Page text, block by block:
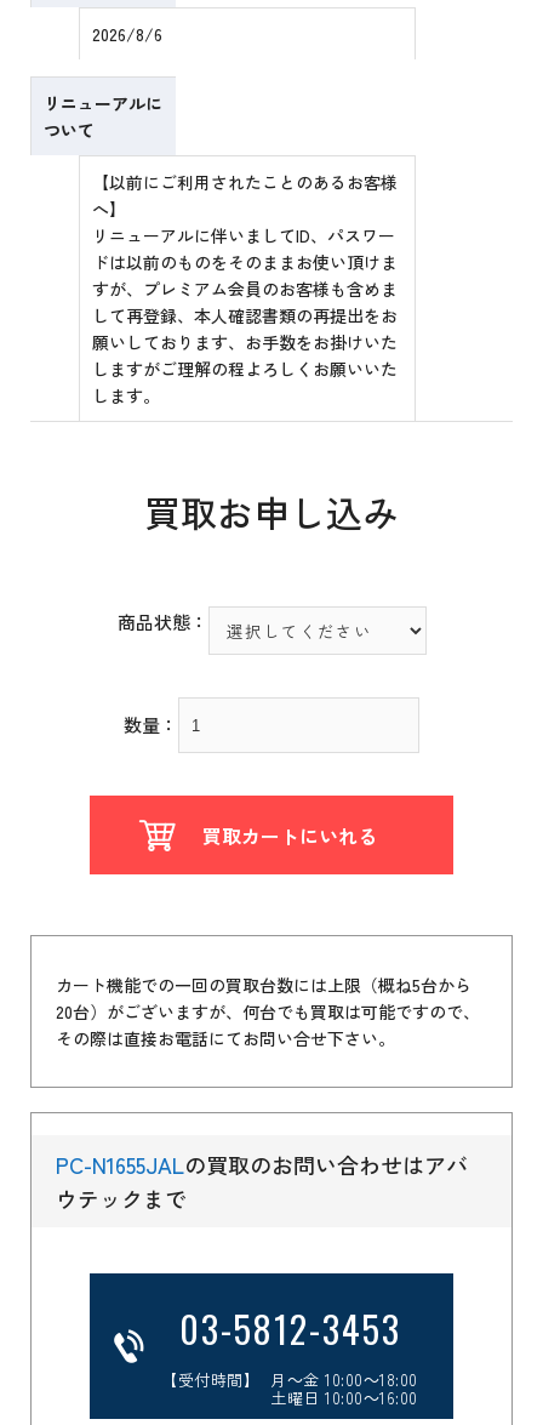
2026/8/6
リニューアルに
ついて
【以前にご利用されたことのあるお客様
へ】
リニューアルに伴いましてID、パスワー
ドは以前のものをそのままお使い頂けま
すが、プレミアム会員のお客様も含めま
して再登録、本人確認書類の再提出をお
願いしております、お手数をお掛けいた
しますがご理解の程よろしくお願いいた
します。
買取お申し込み
商品状態：
数量：
買取カートにいれる
カート機能での一回の買取台数には上限（概ね5台から
20台）がございますが、何台でも買取は可能ですので、
その際は直接お電話にてお問い合せ下さい。
PC-N1655JALの買取のお問い合わせはアバ
ウテックまで
03-5812-3453
【受付時間】 月～金 10:00～18:00
土曜日 10:00～16:00